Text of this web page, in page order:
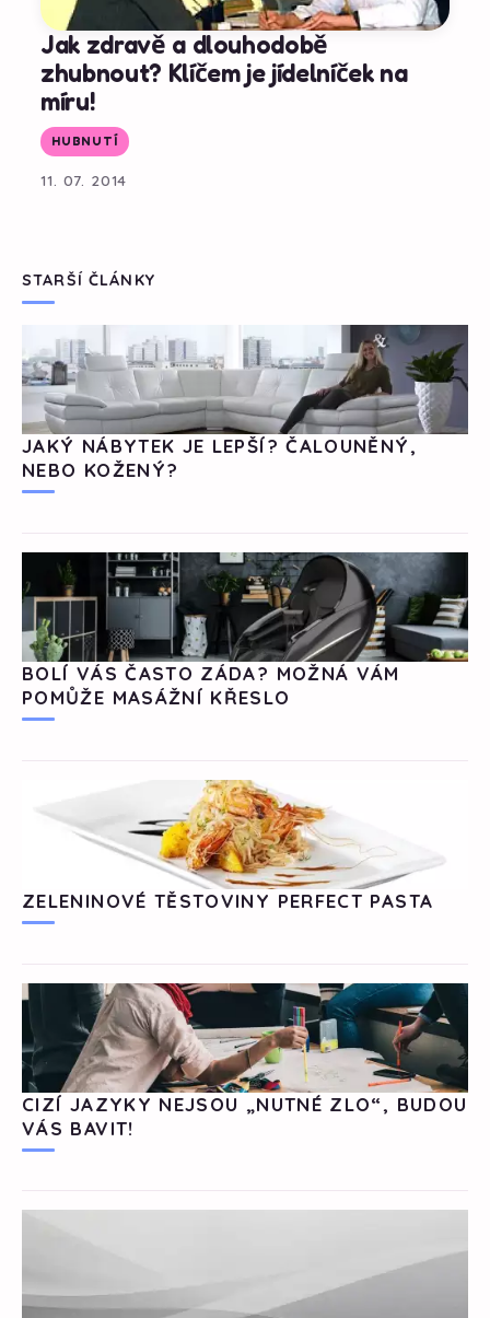
Jak zdravě a dlouhodobě
zhubnout? Klíčem je jídelníček na
míru!
HUBNUTÍ
11. 07. 2014
STARŠÍ ČLÁNKY
JAKÝ NÁBYTEK JE LEPŠÍ? ČALOUNĚNÝ,
NEBO KOŽENÝ?
BOLÍ VÁS ČASTO ZÁDA? MOŽNÁ VÁM
POMŮŽE MASÁŽNÍ KŘESLO
ZELENINOVÉ TĚSTOVINY PERFECT PASTA
CIZÍ JAZYKY NEJSOU „NUTNÉ ZLO“, BUDOU
VÁS BAVIT!